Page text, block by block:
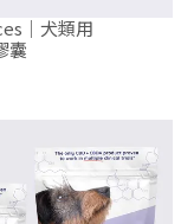
｜犬類用
囊